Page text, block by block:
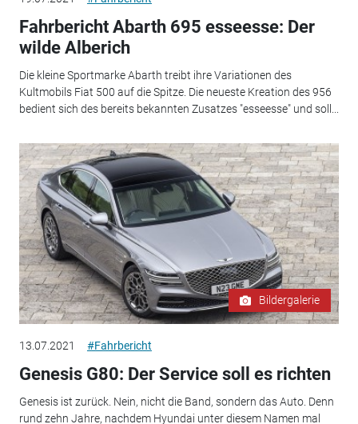
Fahrbericht Abarth 695 esseesse: Der
wilde Alberich
Die kleine Sportmarke Abarth treibt ihre Variationen des
Kultmobils Fiat 500 auf die Spitze. Die neueste Kreation des 956
bedient sich des bereits bekannten Zusatzes "esseesse" und soll...
Bildergalerie
13.07.2021 #Fahrbericht
Genesis G80: Der Service soll es richten
Genesis ist zurück. Nein, nicht die Band, sondern das Auto. Denn
rund zehn Jahre, nachdem Hyundai unter diesem Namen mal